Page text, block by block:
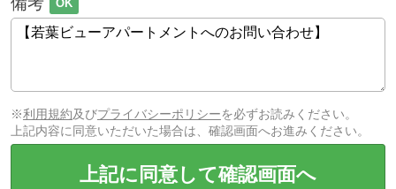
OK
※利用規約及びプライバシーポリシーを必ずお読みください。
上記内容に同意いただいた場合は、確認画面へお進みください。
上記に同意して確認画面へ